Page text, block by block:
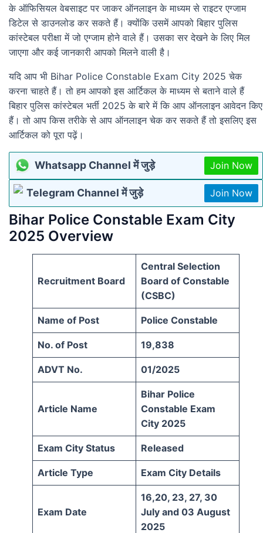
के ऑफिसियल वेबसाइट पर जाकर ऑनलाइन के माध्यम से राइटर एग्जाम
डिटेल से डाउनलोड कर सकते हैं। क्योंकि उसमें आपको बिहार पुलिस
कांस्टेबल परीक्षा में जो एग्जाम होने वाले हैं। उसका सर देखने के लिए मिल
जाएगा और कई जानकारी आपको मिलने वाली है।
यदि आप भी Bihar Police Constable Exam City 2025 चेक
करना चाहते हैं। तो हम आपको इस आर्टिकल के माध्यम से बताने वाले हैं
बिहार पुलिस कांस्टेबल भर्ती 2025 के बारे में कि आप ऑनलाइन आवेदन किए
हैं। तो आप किस तरीके से आप ऑनलाइन चेक कर सकते हैं तो इसलिए इस
आर्टिकल को पूरा पढ़ें।
Whatsapp Channel में जुड़े Join Now
Telegram Channel में जुड़े Join Now
Bihar Police Constable Exam City
2025 Overview
Recruitment Board
Central Selection
Board of Constable
(CSBC)
Name of Post Police Constable
No. of Post 19,838
ADVT No. 01/2025
Article Name
Bihar Police
Constable Exam
City 2025
Exam City Status Released
Article Type Exam City Details
Exam Date
16,20, 23, 27, 30
July and 03 August
2025